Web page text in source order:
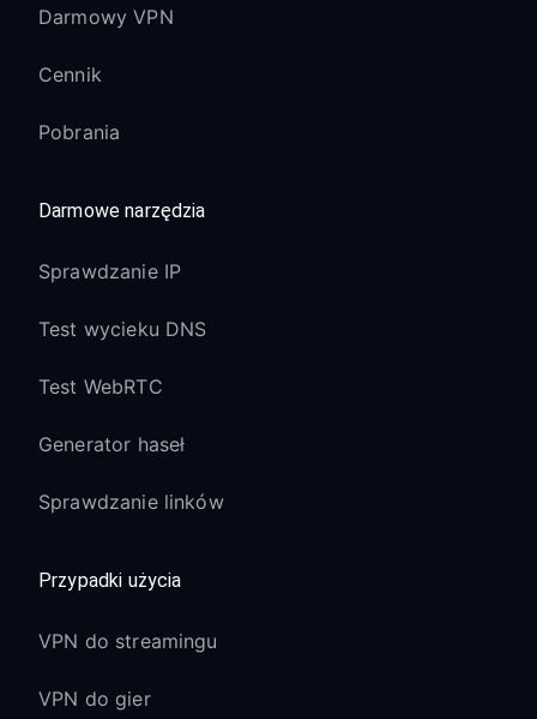
Darmowy VPN
Cennik
Pobrania
Darmowe narzędzia
Sprawdzanie IP
Test wycieku DNS
Test WebRTC
Generator haseł
Sprawdzanie linków
Przypadki użycia
VPN do streamingu
VPN do gier